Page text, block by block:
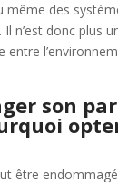
même des
Il n’est donc plus
entre
son
être